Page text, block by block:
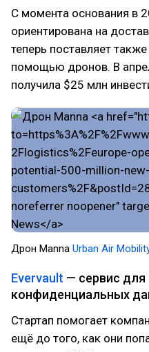
С момента основания в
ориентирована на
теперь поставляет
помощью дронов. В
получила $25 млн
Дрон Manna Urban Air
Evervault — сервис
конфиденциальных
Стартап помогает
ещё до того, как они